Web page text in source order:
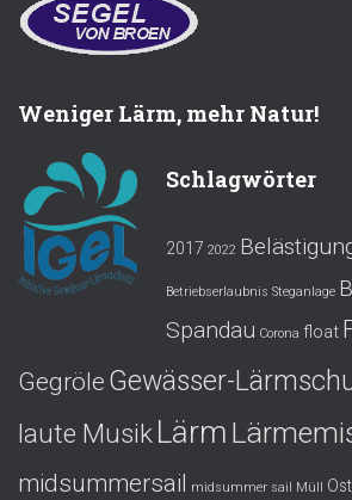
Weniger Lärm, mehr Natur!
Schlagwörter
2017 2022
Betriebserlaubnis Steganlage
Spandau Corona float
Gegröle Gewässer-
laute Musik Lärm
midsummersail midsummer sail Müll